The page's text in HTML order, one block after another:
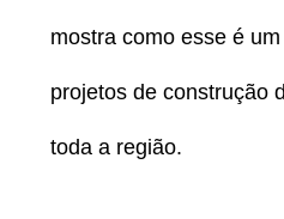
mostra como esse é
projetos de construção
toda a região.